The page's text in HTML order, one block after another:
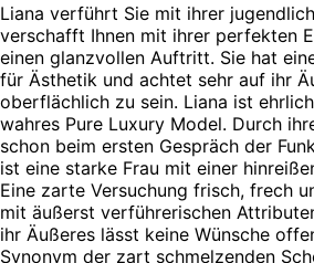
Liana verführt Sie mit ihrer
verschafft Ihnen mit ihrer perfekten
einen glanzvollen Auftritt. Sie hat
für Ästhetik und achtet sehr auf ihr
oberflächlich zu sein. Liana ist
wahres Pure Luxury Model. Durch
schon beim ersten Gespräch der
ist eine starke Frau mit einer
Eine zarte Versuchung frisch, frech
mit äußerst verführerischen
ihr Äußeres lässt keine Wünsche
Synonym der zart schmelzenden